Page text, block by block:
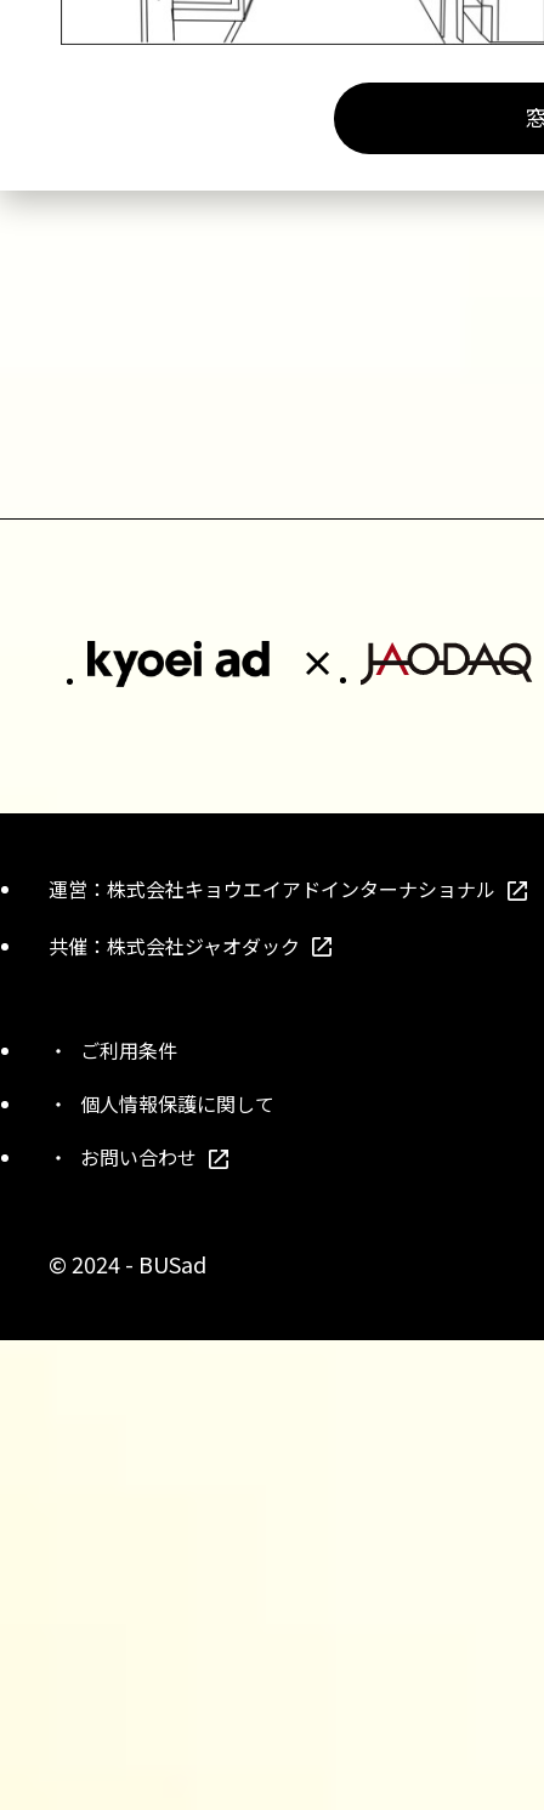
運営： 株式会社キョウエイアドインターナショナル
共催： 株式会社ジャオダック
ご利用条件
個人情報保護に関して
お問い合わせ
© 2024 - BUSad